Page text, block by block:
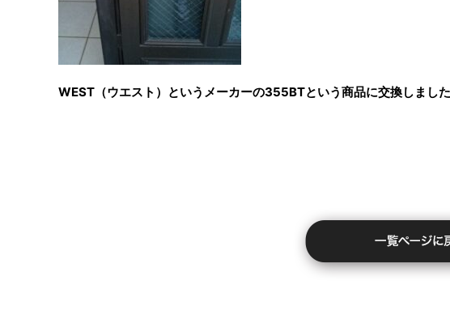
WEST（ウエスト）というメーカーの355BTという商品に交換しまし